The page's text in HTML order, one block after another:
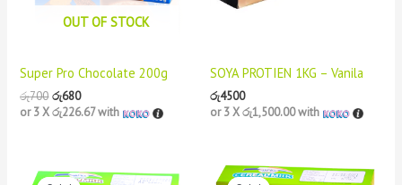
OUT OF STOCK
Super Pro Chocolate 200g
රු700 රු680
or 3 Xරු226.67with
SOYA PROTIEN 1KG – Vanila
රු4500
or 3 Xරු1,500.00with
OriginalCurrent